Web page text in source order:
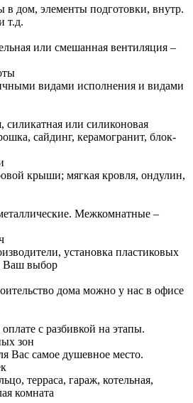
в дом, элементы подготовки, внутр.
т.д.
или смешанная вентиляция –
видами исполнения и видами
силикатная или силиконовая
сайдинг, керамогранит, блок-
крыши; мягкая кровля, ондулин,
Межкомнатные –
установка пластиковых
Ваш выбор
дома можно у нас в офисе
с разбивкой на этапы.
зон
Вас самое душевное место.
терраса, гараж, котельная,
комната